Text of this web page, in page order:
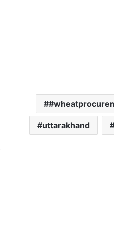
uttarakhand